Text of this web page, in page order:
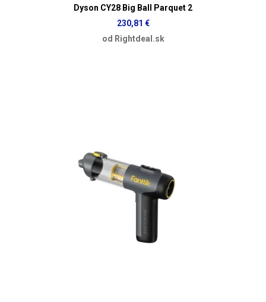
Dyson CY28 Big Ball Parquet 2
230,81 €
od Rightdeal.sk